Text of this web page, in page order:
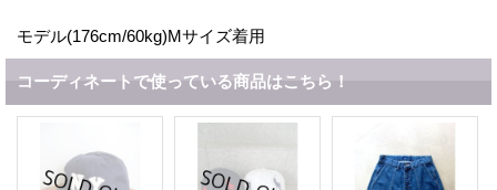
モデル(176cm/60kg)Mサイズ着用
コーディネートで使っている商品はこちら！